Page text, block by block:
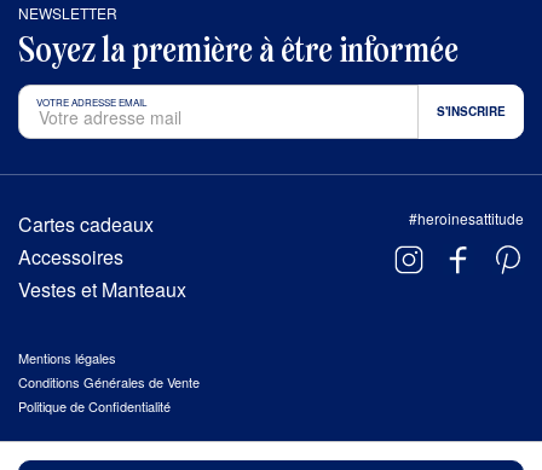
NEWSLETTER
Soyez la première à être informée
VOTRE ADRESSE EMAIL
Cartes cadeaux
Accessoires
Vestes et Manteaux
#heroinesattitude
Mentions légales
Conditions Générales de Vente
Politique de Confidentialité